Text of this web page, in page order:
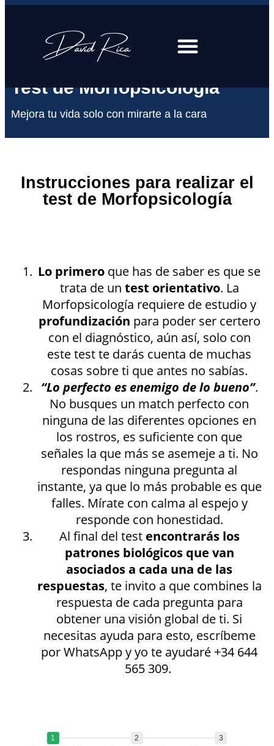
Test de Morfopsicología
Mejora tu vida solo con mirarte a la cara
Instrucciones para realizar el
test de Morfopsicología
Lo primero que has de saber es que se
trata de un test orientativo. La
Morfopsicología requiere de estudio y
profundización para poder ser certero
con el diagnóstico, aún así, solo con
este test te darás cuenta de muchas
cosas sobre ti que antes no sabías.
“Lo perfecto es enemigo de lo bueno”.
No busques un match perfecto con
ninguna de las diferentes opciones en
los rostros, es suficiente con que
señales la que más se asemeje a ti. No
respondas ninguna pregunta al
instante, ya que lo más probable es que
falles. Mírate con calma al espejo y
responde con honestidad.
Al final del test encontrarás los
patrones biológicos que van
asociados a cada una de las
respuestas, te invito a que combines la
respuesta de cada pregunta para
obtener una visión global de ti. Si
necesitas ayuda para esto, escríbeme
por WhatsApp y yo te ayudaré +34 644
565 309.
1 2 3